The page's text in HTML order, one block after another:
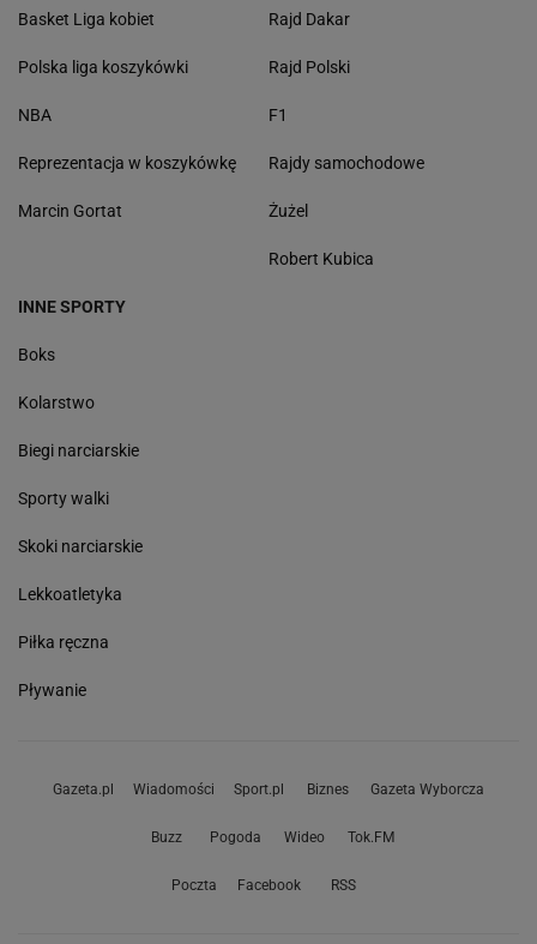
Basket Liga kobiet
Polska liga koszykówki
NBA
Reprezentacja w koszykówkę
Marcin Gortat
Rajd Dakar
Rajd Polski
F1
Rajdy samochodowe
Żużel
Robert Kubica
INNE SPORTY
Boks
Kolarstwo
Biegi narciarskie
Sporty walki
Skoki narciarskie
Lekkoatletyka
Piłka ręczna
Pływanie
Gazeta.pl Wiadomości Sport.pl Biznes Gazeta Wyborcza
Buzz Pogoda Wideo Tok.FM
Poczta Facebook RSS